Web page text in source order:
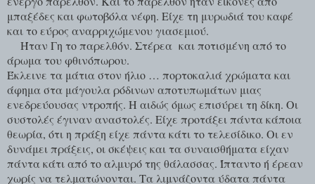
μπαξέδες και φωτοβόλα νέφη. Είχε τη μυρωδιά του καφέ
και το εύρος αναρριχώμενου γιασεμιού.
Ήταν Γη το παρελθόν. Στέρεα και ποτισμένη από το
άρωμα του φθινόπωρου.
Έκλεινε τα μάτια στον ήλιο … πορτοκαλιά χρώματα και
άφημα στα μάγουλα ρόδινων αποτυπωμάτων μιας
ενεδρεύουσας ντροπής. Η αιδώς όμως επισύρει τη δίκη. Οι
συστολές έγιναν αναστολές. Είχε προτάξει πάντα κάποια
θεωρία, ότι η πράξη είχε πάντα κάτι το τελεσίδικο. Οι εν
δυνάμει πράξεις, οι σκέψεις και τα συναισθήματα είχαν
πάντα κάτι από το αλμυρό της θάλασσας. Ίπταντο ή έρεαν
χωρίς να τελματώνονται. Τα λιμνάζοντα ύδατα πάντα